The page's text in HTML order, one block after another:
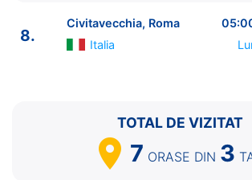
6.
Katakolon Grecia 08:00 - 17:00
7. Zi de navigare
0:00 -
8.
Civitavecchia, Roma
Italia
TOTAL DE VIZITAT
7 ORASE DIN 3